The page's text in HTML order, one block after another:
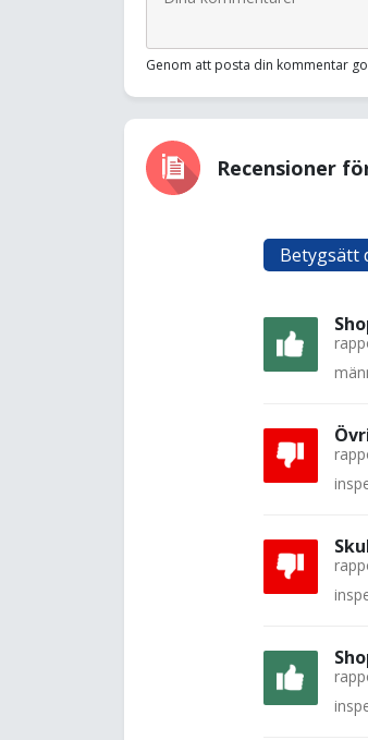
Genom att posta din kommentar
Recensioner
Betygsätt